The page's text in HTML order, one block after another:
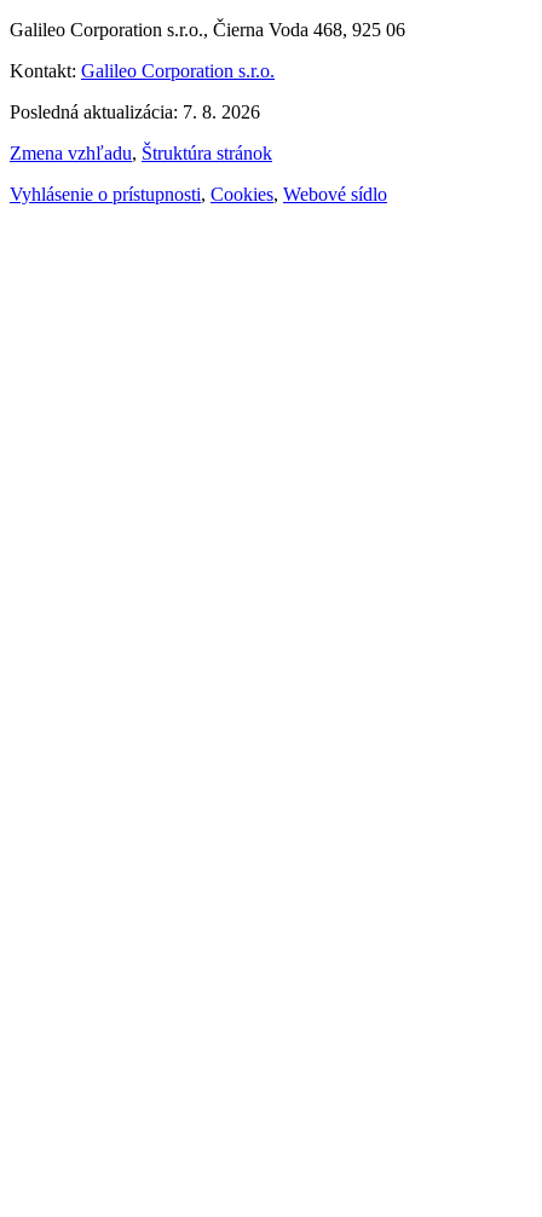
Galileo Corporation s.r.o., Čierna Voda 468, 925 06
Kontakt: Galileo Corporation s.r.o.
Posledná aktualizácia: 7. 8. 2026
Zmena vzhľadu, Štruktúra stránok
Vyhlásenie o prístupnosti, Cookies, Webové sídlo